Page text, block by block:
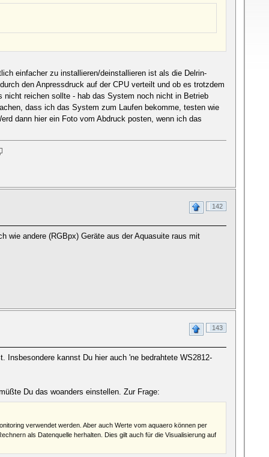
einfacher zu installieren/deinstallieren ist als die Delrin-
den Anpressdruck auf der CPU verteilt und ob es trotzdem
reichen sollte - hab das System noch nicht in Betrieb
dass ich das System zum Laufen bekomme, testen wie
dann hier ein Foto vom Abdruck posten, wenn ich das
142
wie andere (RGBpx) Geräte aus der Aquasuite raus mit
143
kannst Du hier auch 'ne bedrahtete WS2812-
Du das woanders einstellen. Zur Frage:
verwendet werden. Aber auch Werte vom aquaero können per
als Datenquelle herhalten. Dies gilt auch für die Visualisierung auf